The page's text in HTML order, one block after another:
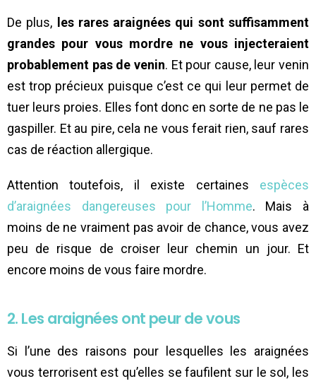
De plus,
les rares araignées qui sont suffisamment
grandes pour vous mordre ne vous injecteraient
probablement pas de venin. Et pour cause, leur venin
est trop précieux puisque c’est ce qui leur permet de
tuer leurs proies. Elles font donc en sorte de ne pas le
gaspiller. Et au pire, cela ne vous ferait rien, sauf rares
cas de réaction allergique.
Attention toutefois, il existe certaines espèces
d’araignées dangereuses pour l’Homme. Mais à
moins de ne vraiment pas avoir de chance, vous avez
peu de risque de croiser leur chemin un jour. Et
encore moins de vous faire mordre.
2. Les araignées ont peur de vous
Si l’une des raisons pour lesquelles les araignées
vous terrorisent est qu’elles se faufilent sur le sol, les